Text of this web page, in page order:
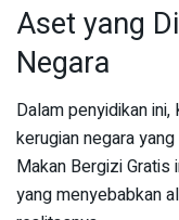
Aset yang
Negara
Dalam penyidikan
kerugian negara
Makan Bergizi Gratis
yang menyebabkan